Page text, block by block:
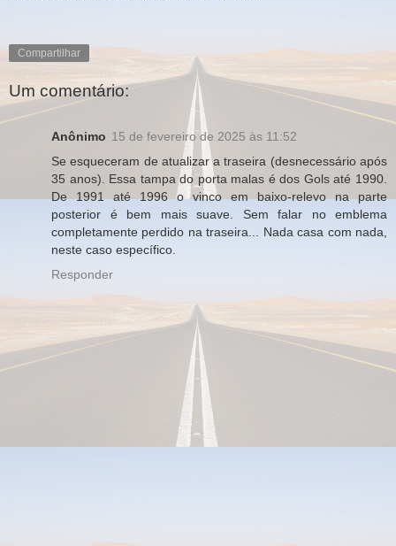
Compartilhar
Um comentário:
Anônimo 15 de fevereiro de 2025 às 11:52
Se esqueceram de atualizar a traseira (desnecessário após
35 anos). Essa tampa do porta malas é dos Gols até 1990.
De 1991 até 1996 o vinco em baixo-relevo na parte
posterior é bem mais suave. Sem falar no emblema
completamente perdido na traseira... Nada casa com nada,
neste caso específico.
Responder